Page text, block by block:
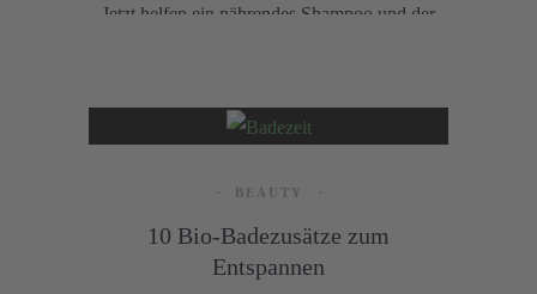
Jetzt helfen ein nährendes Shampoo und der
BEAUTY
10 Bio-Badezusätze zum
Entspannen